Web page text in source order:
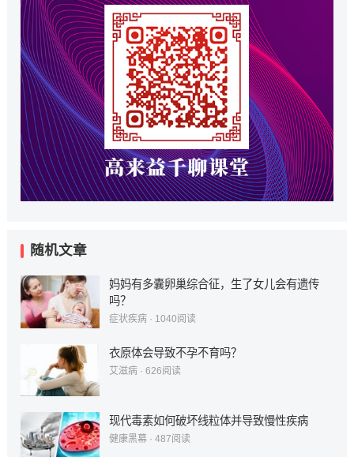
随机文章
妈妈有多囊卵巢综合征，生了女儿会有遗传
吗？
症状疾病· 1040阅读
衣原体会导致不孕不育吗？
艾滋病· 626阅读
现代毒素如何破坏线粒体并导致慢性疾病
健康黑幕· 487阅读